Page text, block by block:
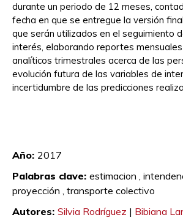
durante un periodo de 12 meses,
fecha en que se entregue la versión
que serán utilizados en el seguimiento
interés, elaborando reportes
analíticos trimestrales acerca de las
evolución futura de las variables de
incertidumbre de las predicciones
Año: 2017
Palabras clave: estimacion ,
proyección , transporte colectivo
Autores: Silvia Rodríguez | Bibiana